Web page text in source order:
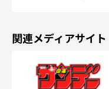
関連メディアサイト